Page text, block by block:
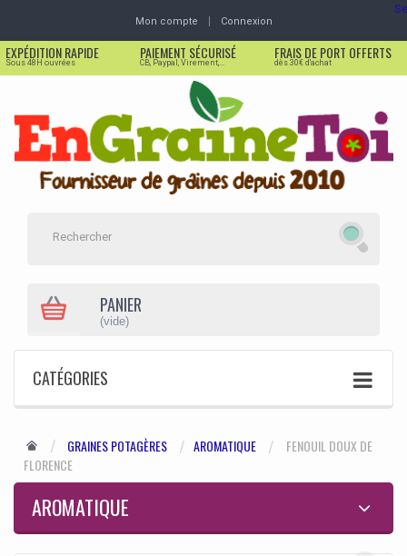
Mon compte Connexion
EXPÉDITION RAPIDE
Sous 48H ouvrées
PAIEMENT SÉCURISÉ
CB, Paypal, Virement,...
FRAIS DE PORT OFFERTS
dès 30€ d'achat
PANIER
(vide)
CATÉGORIES
GRAINES POTAGÈRES AROMATIQUE
FENOUIL DOUX DE
FLORENCE
AROMATIQUE